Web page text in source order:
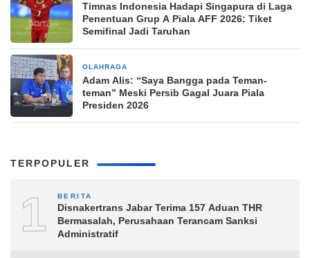
Timnas Indonesia Hadapi Singapura di Laga
Penentuan Grup A Piala AFF 2026: Tiket
Semifinal Jadi Taruhan
OLAHRAGA
Adam Alis: “Saya Bangga pada Teman-
teman” Meski Persib Gagal Juara Piala
Presiden 2026
TERPOPULER
1 BERITA
Disnakertrans Jabar Terima 157 Aduan THR
Bermasalah, Perusahaan Terancam Sanksi
Administratif